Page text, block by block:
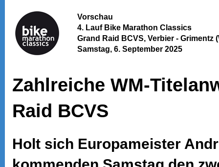
Vorschau
4. Lauf Bike Marathon Classics
Grand Raid BCVS, Verbier - Grimentz
Samstag, 6. September 2025
Zahlreiche WM-
Raid BCVS
Holt sich Europameister